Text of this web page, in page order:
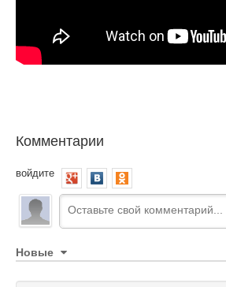
Комментарии
войдите
Новые